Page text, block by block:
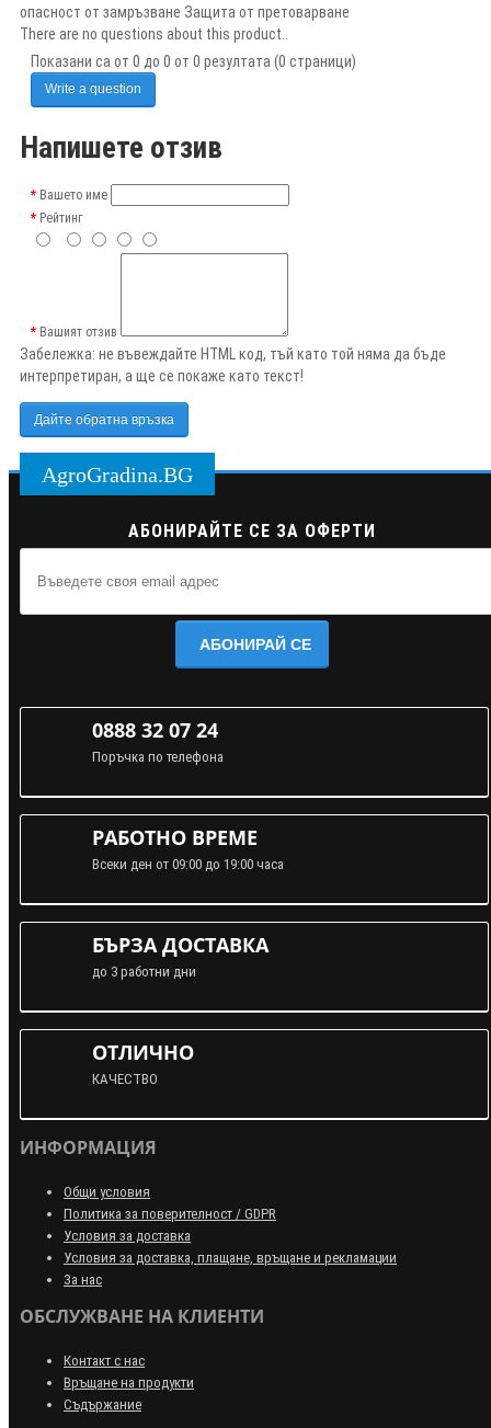
опасност от замръзване Защита от претоварване
There are no questions about this product..
Показани са от 0 до 0 от 0 резултата (0 страници)
Write a question
Напишете отзив
Вашето име
Рейтинг
Вашият отзив
Забележка: не въвеждайте HTML код, тъй като той няма да бъде
интерпретиран, а ще се покаже като текст!
Дайте обратна връзка
AgroGradina.BG
АБОНИРАЙТЕ СЕ ЗА ОФЕРТИ
АБОНИРАЙ СЕ
0888 32 07 24
Поръчка по телефона
РАБОТНО ВРЕМЕ
Всеки ден от 09:00 до 19:00 часа
БЪРЗА ДОСТАВКА
до 3 работни дни
ОТЛИЧНО
КАЧЕСТВО
ИНФОРМАЦИЯ
Общи условия
Политика за поверителност / GDPR
Условия за доставка
Условия за доставка, плащане, връщане и рекламации
За нас
ОБСЛУЖВАНЕ НА КЛИЕНТИ
Контакт с нас
Връщане на продукти
Съдържание